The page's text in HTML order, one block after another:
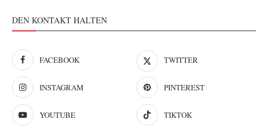
DEN KONTAKT HALTEN
FACEBOOK TWITTER
INSTAGRAM PINTEREST
YOUTUBE TIKTOK